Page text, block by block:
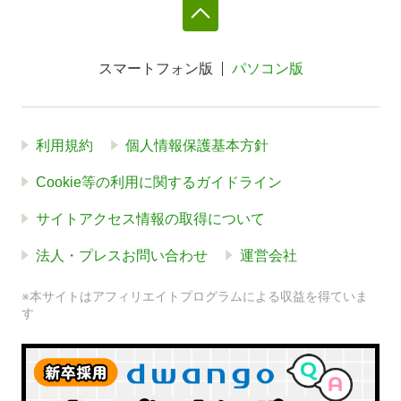
スマートフォン版 パソコン版
利用規約 個人情報保護基本方針
Cookie等の利用に関するガイドライン
サイトアクセス情報の取得について
法人・プレスお問い合わせ 運営会社
※本サイトはアフィリエイトプログラムによる収益を得ていま
す